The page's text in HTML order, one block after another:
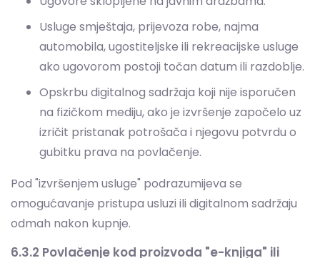
Opskrbu digitalnog sadržaja koji nije isporučen
na fizičkom mediju, ako je izvršenje započelo uz
izričit pristanak potrošača i njegovu potvrdu o
gubitku prava na povlačenje.
Pod "izvršenjem usluge" podrazumijeva se
omogućavanje pristupa usluzi ili digitalnom sadržaju
odmah nakon kupnje.
digitalnog sadržaja
Kupnjom e-knjige ili drugog digitalnog sadržaja putem
našeg Portala, čim započne preuzimanje, slažete se
da je to vaš izričit zahtjev za trenutnim izvršenjem